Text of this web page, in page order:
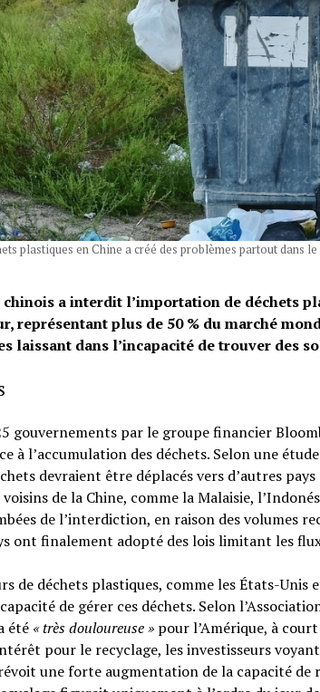
plastiques en Chine a créé des problèmes partout dans
a interdit l’importation de déchets
représentant plus de 50 % du marché
laissant dans l’incapacité de trouver des
gouvernements par le groupe financier
à l’accumulation des déchets. Selon une
devraient être déplacés vers d’autres pays
de la Chine, comme la Malaisie,
de l’interdiction, en raison des volumes
ont finalement adopté des lois limitant les
de déchets plastiques, comme les États-Unis
de gérer ces déchets. Selon
été « très douloureuse » pour l’Amérique, à
pour le recyclage, les investisseurs
une forte augmentation de la capacité de